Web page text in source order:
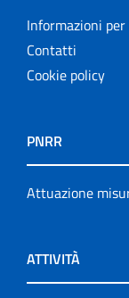
Informazioni
Contatti
Cookie policy
PNRR
Attuazione
ATTIVITÀ